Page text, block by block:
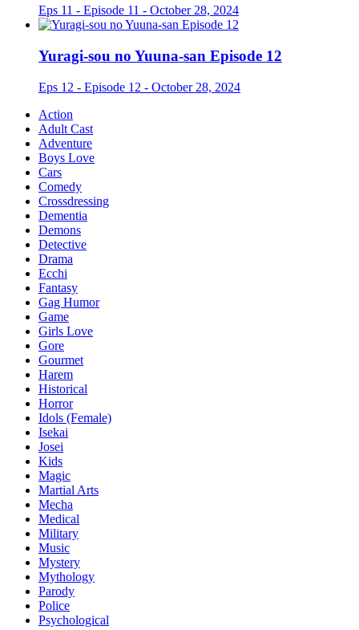
Eps 11 - Episode 11 - October 28, 2024
Yuragi-sou no Yuuna-san Episode 12
Eps 12 - Episode 12 - October 28, 2024
Action
Adult Cast
Adventure
Boys Love
Cars
Comedy
Crossdressing
Dementia
Demons
Detective
Drama
Ecchi
Fantasy
Gag Humor
Game
Girls Love
Gore
Gourmet
Harem
Historical
Horror
Idols (Female)
Isekai
Josei
Kids
Magic
Martial Arts
Mecha
Medical
Military
Music
Mystery
Mythology
Parody
Police
Psychological